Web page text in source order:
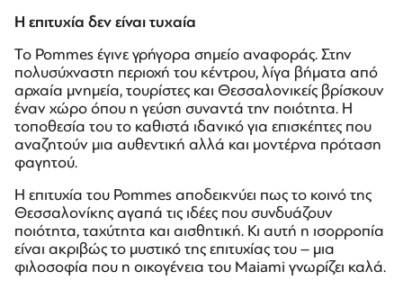
Η επιτυχία δεν είναι τυχαία
Το Pommes έγινε γρήγορα σημείο αναφοράς. Στην
πολυσύχναστη περιοχή του κέντρου, λίγα βήματα από
αρχαία μνημεία, τουρίστες και Θεσσαλονικείς βρίσκουν
έναν χώρο όπου η γεύση συναντά την ποιότητα. Η
τοποθεσία του το καθιστά ιδανικό για επισκέπτες που
αναζητούν μια αυθεντική αλλά και μοντέρνα πρόταση
φαγητού.
Η επιτυχία του Pommes αποδεικνύει πως το κοινό της
Θεσσαλονίκης αγαπά τις ιδέες που συνδυάζουν
ποιότητα, ταχύτητα και αισθητική. Κι αυτή η ισορροπία
είναι ακριβώς το μυστικό της επιτυχίας του – μια
φιλοσοφία που η οικογένεια του Maiami γνωρίζει καλά.